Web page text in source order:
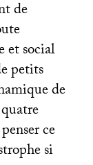
de
et social
petits
de
ce
si